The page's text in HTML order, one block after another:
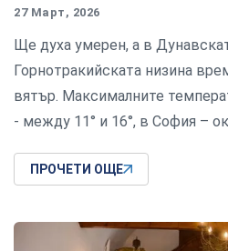
27 Март, 2026
Ще духа умерен, а в
Горнотракийската низина
вятър. Максималните
- между 11° и 16°, в София –
ПРОЧЕТИ ОЩЕ